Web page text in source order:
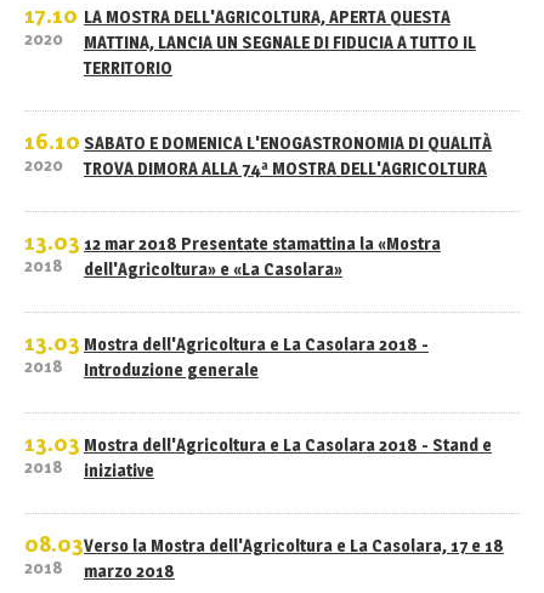
17.10
2020
LA MOSTRA DELL'AGRICOLTURA, APERTA QUESTA
MATTINA, LANCIA UN SEGNALE DI FIDUCIA A TUTTO IL
TERRITORIO
16.10
2020
SABATO E DOMENICA L'ENOGASTRONOMIA DI QUALITÀ
TROVA DIMORA ALLA 74ª MOSTRA DELL'AGRICOLTURA
13.03
2018
12 mar 2018 Presentate stamattina la «Mostra
dell'Agricoltura» e «La Casolara»
13.03
2018
Mostra dell'Agricoltura e La Casolara 2018 -
Introduzione generale
13.03
2018
Mostra dell'Agricoltura e La Casolara 2018 - Stand e
iniziative
08.03
2018
Verso la Mostra dell'Agricoltura e La Casolara, 17 e 18
marzo 2018